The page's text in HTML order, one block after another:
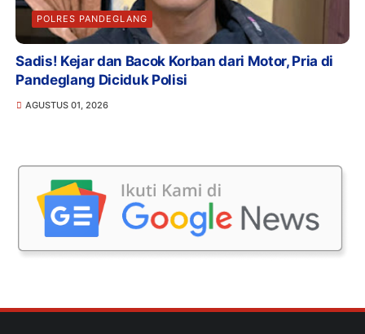
POLRES PANDEGLANG
Sadis! Kejar dan Bacok Korban dari Motor, Pria di
Pandeglang Diciduk Polisi
AGUSTUS 01, 2026